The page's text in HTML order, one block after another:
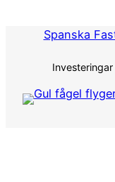
Spanska